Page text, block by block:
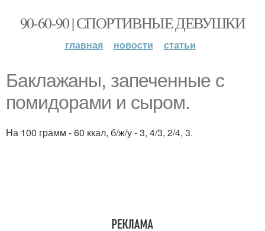
90-60-90 | СПОРТИВНЫЕ ДЕВУШКИ
главная новости статьи
Баклажаны, запеченные с
помидорами и сыром.
На 100 грамм - 60 ккал, б/ж/у - 3, 4/3, 2/4, 3.